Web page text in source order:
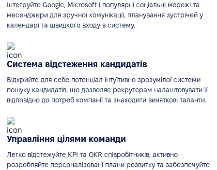
Інтегруйте Google, Microsoft і популярні соціальні мережі та
месенджери для зручної комунікації, планування зустрічей у
календарі та швидкого входу в систему.
Система відстеження кандидатів
Відкрийте для себе потенціал інтуїтивно зрозумілої системи
пошуку кандидатів, що дозволяє рекрутерам налаштовувати її
відповідно до потреб компанії та знаходити виняткові таланти.
Управління цілями команди
Легко відстежуйте KPI та OKR співробітників, активно
розробляйте персоналізовані плани розвитку та забезпечуйте